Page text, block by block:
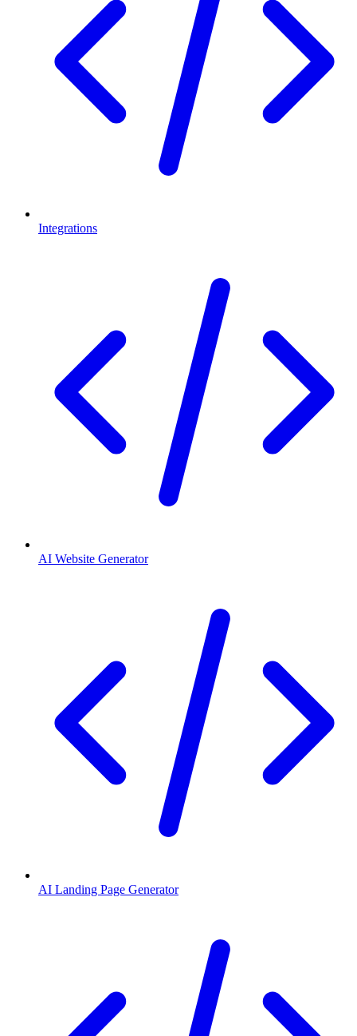
Integrations
AI Website Generator
AI Landing Page Generator